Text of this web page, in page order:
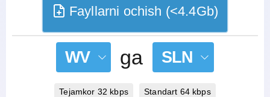
Fayllarni ochish (<4.4Gb)
WV ga SLN
Tejamkor 32 kbps Standart 64 kbps